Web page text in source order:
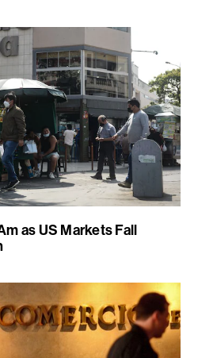
as US Markets Fall